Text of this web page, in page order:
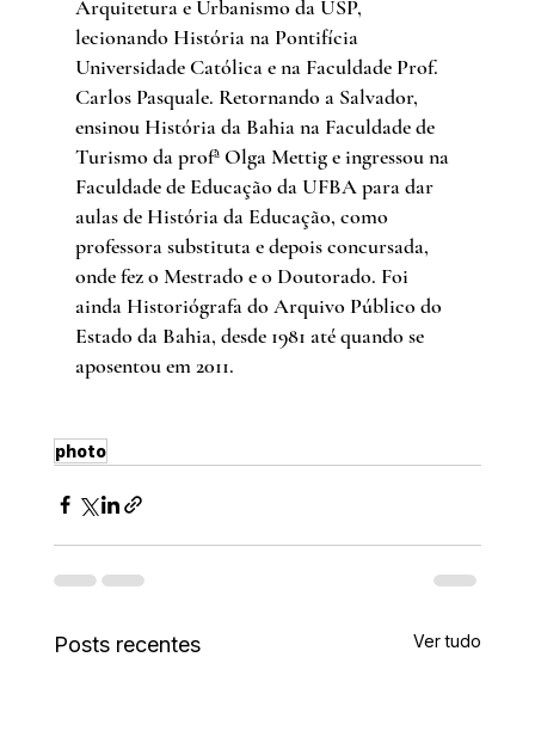
Arquitetura e Urbanismo da USP,
lecionando História na Pontifícia
Universidade Católica e na Faculdade Prof.
Carlos Pasquale. Retornando a Salvador,
ensinou História da Bahia na Faculdade de
Turismo da profª Olga Mettig e ingressou na
Faculdade de Educação da UFBA para dar
aulas de História da Educação, como
professora substituta e depois concursada,
onde fez o Mestrado e o Doutorado. Foi
ainda Historiógrafa do Arquivo Público do
Estado da Bahia, desde 1981 até quando se
aposentou em 2011.
photo
Posts recentes Ver tudo